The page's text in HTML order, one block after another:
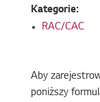
Kategorie:
RAC/CAC
Aby
poniższy